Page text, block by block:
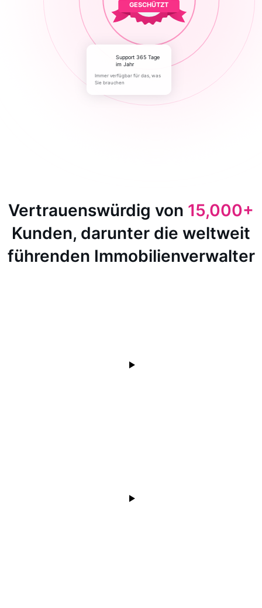
GESCHÜTZT
Support 365 Tage
im Jahr
Immer verfügbar für das, was
Sie brauchen
Vertrauenswürdig von 15,000+
Kunden, darunter die weltweit
führenden Immobilienverwalter